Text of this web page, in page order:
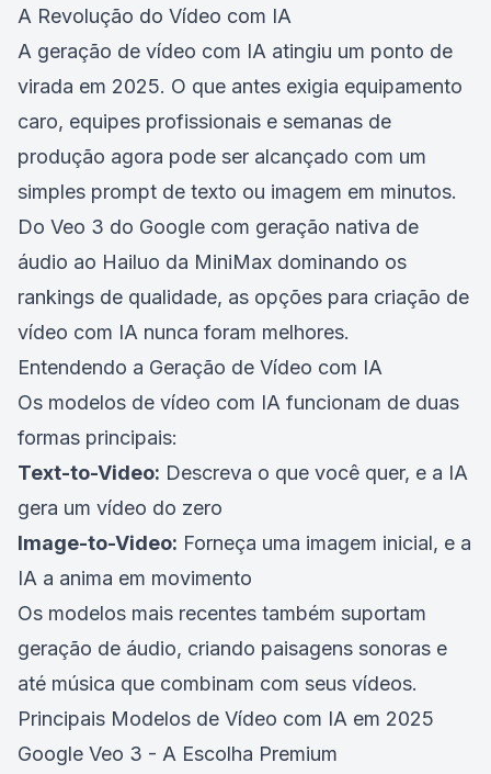
A Revolução do Vídeo com IA
A geração de vídeo com IA atingiu um ponto de
virada em 2025. O que antes exigia equipamento
caro, equipes profissionais e semanas de
produção agora pode ser alcançado com um
simples prompt de texto ou imagem em minutos.
Do Veo 3 do Google com geração nativa de
áudio ao Hailuo da MiniMax dominando os
rankings de qualidade, as opções para criação de
vídeo com IA nunca foram melhores.
Entendendo a Geração de Vídeo com IA
Os modelos de vídeo com IA funcionam de duas
formas principais:
Text-to-Video: Descreva o que você quer, e a IA
gera um vídeo do zero
Image-to-Video: Forneça uma imagem inicial, e a
IA a anima em movimento
Os modelos mais recentes também suportam
geração de áudio, criando paisagens sonoras e
até música que combinam com seus vídeos.
Principais Modelos de Vídeo com IA em 2025
Google Veo 3 - A Escolha Premium